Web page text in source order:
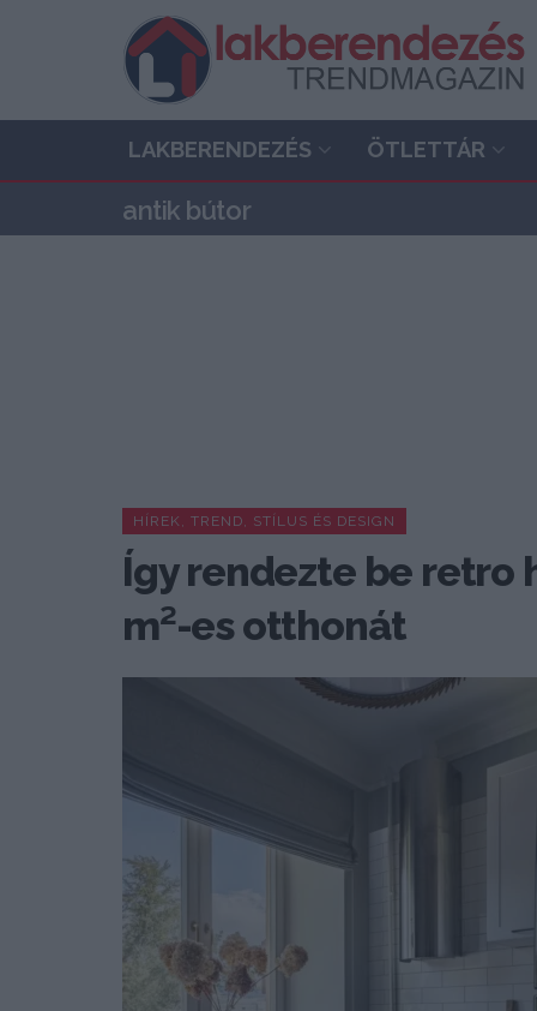
LAKBERENDEZÉS ÖTLETTÁR
antik bútor
HÍREK, TREND, STÍLUS ÉS DESIGN
Így rendezte be retro
m²-es otthonát